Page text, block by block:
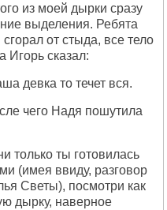
из моей дырки сразу
выделения. Ребята
от стыда, все тело
Игорь сказал:
девка то течет вся.
чего Надя пошутила
только ты готовилась
(имея ввиду, разговор
Светы), посмотри как
дырку, наверное